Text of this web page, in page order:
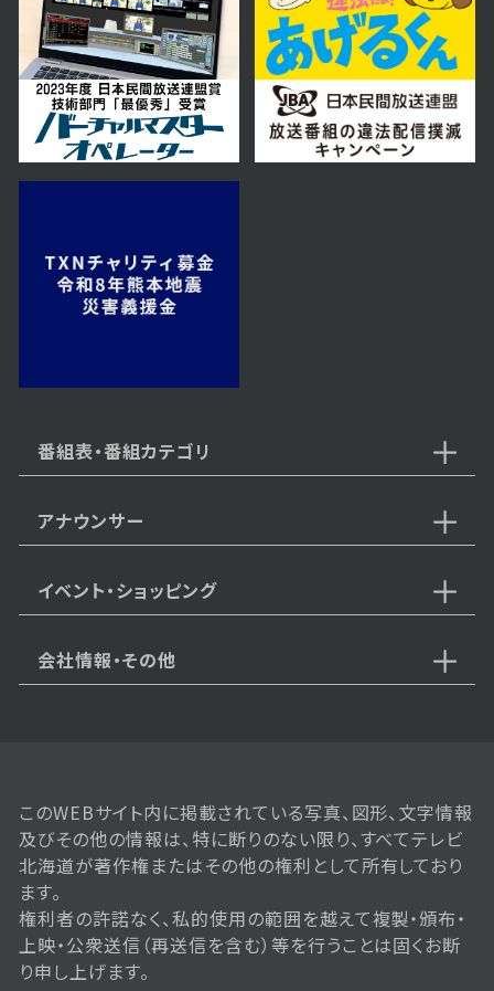
番組表・番組カテゴリ
アナウンサー
イベント・ショッピング
会社情報・その他
このWEBサイト内に掲載されている写真、図形、文字情報
及びその他の情報は、特に断りのない限り、すべてテレビ
北海道が著作権またはその他の権利として所有しており
ます。
権利者の許諾なく、私的使用の範囲を越えて複製・頒布・
上映・公衆送信（再送信を含む）等を行うことは固くお断
り申し上げます。